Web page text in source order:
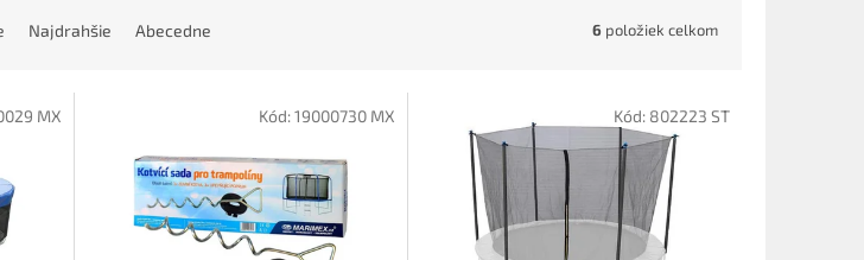
Najdrahšie Abecedne 6 položiek celkom
MX Kód:19000730 MX Kód: 802223 ST